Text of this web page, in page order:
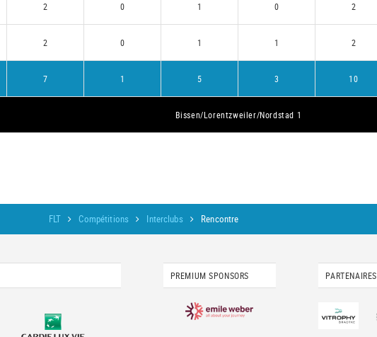
2 0 1 0 2
2 0 1 1 2
7 1 5 3 10
Bissen/Lorentzweiler/Nordstad 1
FLT Compétitions Interclubs Rencontre
PREMIUM SPONSORS PARTENAIRES